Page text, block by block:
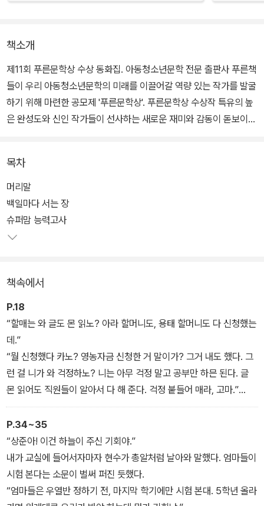
책소개
제11회 푸른문학상 수상 동화집. 아동청소년문학 전문 출판사 푸른책
들이 우리 아동청소년문학의 미래를 이끌어갈 역량 있는 작가를 발굴
하기 위해 마련한 공모제 '푸른문학상'. 푸른문학상 수상작 특유의 높
은 완성도와 신인 작가들이 선사하는 새로운 재미와 감동이 돋보이는
'새로운 작가상' 부문에 응모된 중.단편동화 506편 중 가장 우수한 작
품으로 뽑힌 5편을 모아 엮었다. 표제작 「슈퍼맘 능력고사」에는 상대
방의 입장에서 생각하고 고민함으로써 더 깊이 공감하고 한층 성숙해
지는 아이들이 등장한다. 「백일마다 서는 장」의 다희는 서울에서 이사
온 아라네 할머니와 자기 할머니의 우정을 통해 다희와 더욱 가까워
「호박은 맛있다」의 준희는 뚱뚱한 몸매가 콤플렉스지만 키가 작아 고
민인 첫사랑 오빠와 고민을 나누면서 자신에게 향했던 주변의 따가운
시선을 긍정적으로 받아들일 수 있게 된다. 「한 사람을 위한 방게 탕
수육 그리고 딤섬」에서 주인공 소녀 '나'는 같은 반 남학생을 풋사랑
덕분에 아빠에게 찾아온 새로운 인연을 이해하고 응원할 수 있게 된
다.
를 가진다. 수록된 5편의 작품은 개성 넘치는 주인공들의 유쾌한 이
야기를 통해 상대방의 생각과 감정을 헤아리고 공감하는 다양한 방법
들을 보여 준다. 그리고 이를 통해 아이들이 더 넓은 세상과 소통할 수
있도록 도와준다.
목차
머리말
백일마다 서는 장
슈퍼맘 능력고사
책속에서
P.18
“할매는 와 글도 몬 읽노? 아라 할머니도, 용태 할머니도 다 신청했는
데.”
“뭘 신청했다 카노? 영농자금 신청한 거 말이가? 그거 내도 했다. 그
런 걸 니가 와 걱정하노? 니는 아무 걱정 말고 공부만 하믄 된다. 글
몬 읽어도 직원들이 알아서 다 해 준다. 걱정 붙들어 매라, 고마.”
“그게 아니고 백일장 말이야.”
“뭐라꼬? 백일장? 백일마다 서는 장도 있나? 그기 어데고?”
“으이씨, 그게 아니고 글 쓰는 대회란 말여.”
“뭐, 글 쓰는 대회? 거기를 용태 할매가 신청했다꼬? 강수선이도?”
“그래! 아라 할머니, 용태 할머니, 동주 할머니. 다 신청했다고!”
미현이 할머니는 신청하지 않았다는 말은 쏙 뺐다.
P.34~35
“상준아! 이건 하늘이 주신 기회야.”
내가 교실에 들어서자마자 현수가 총알처럼 날아와 말했다. 엄마들이
시험 본다는 소문이 벌써 퍼진 듯했다.
“엄마들은 우열반 정하기 전, 마지막 학기에만 시험 본대. 5학년 올라